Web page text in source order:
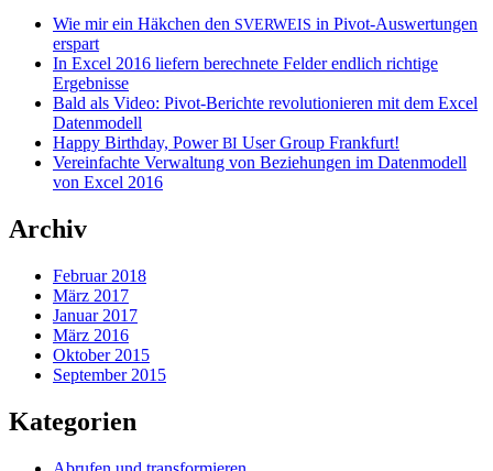
Wie mir ein Häkchen den SVERWEIS in Pivot-Auswertungen
erspart
In Excel 2016 liefern berechnete Felder endlich richtige
Ergebnisse
Bald als Video: Pivot-Berichte revolutionieren mit dem Excel
Datenmodell
Happy Birthday, PowerBI User Group Frankfurt!
Vereinfachte Verwaltung von Beziehungen im Datenmodell
von Excel 2016
Archiv
Februar 2018
März 2017
Januar 2017
März 2016
Oktober 2015
September 2015
Kategorien